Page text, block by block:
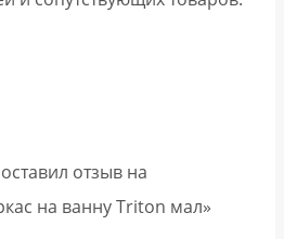
отзыв на
на ванну Triton мал»